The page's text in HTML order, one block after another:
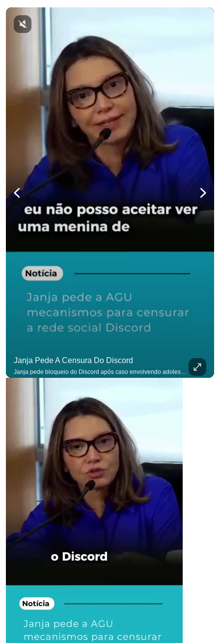
Janja Pede A Censura Do Discord
Janja pede bloqueio do Discord após caso envolvendo adolescente: “Precisamos tirar do ar”. #OAntagonista Se você busca informação com credibilidade, inscreva-se agora e ative o